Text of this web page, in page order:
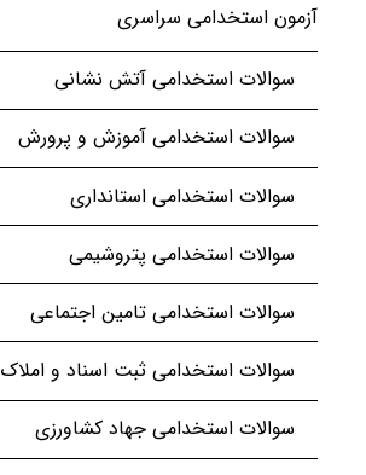
آزمون استخدامی سراسری
سوالات استخدامی آتش نشانی
سوالات استخدامی آموزش و پرورش
سوالات استخدامی استانداری
سوالات استخدامی پتروشیمی
سوالات استخدامی تامین اجتماعی
سوالات استخدامی ثبت اسناد و املاک
سوالات استخدامی جهاد کشاورزی